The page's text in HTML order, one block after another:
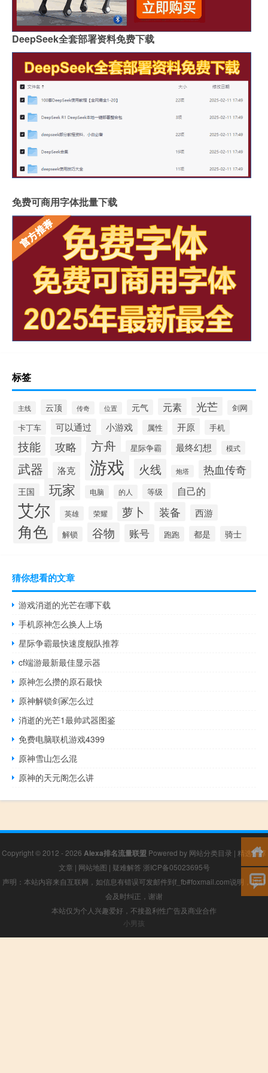
DeepSeek全套部署资料免费下载
免费可商用字体批量下载
标签
主线 云顶 传奇 位置 元气 元素 光芒 剑网
卡丁车 可以通过 小游戏 属性 开原 手机
技能 攻略 方舟 星际争霸 最终幻想 模式
武器 洛克 游戏 火线 炮塔 热血传奇
王国 玩家 电脑 的人 等级 自己的
艾尔 英雄 荣耀 萝卜 装备 西游
角色 解锁 谷物 账号 跑跑 都是 骑士
猜你想看的文章
游戏消逝的光芒在哪下载
手机原神怎么换人上场
星际争霸最快速度舰队推荐
cf端游最新最佳显示器
原神怎么攒的原石最快
原神解锁剑冢怎么过
消逝的光芒1最帅武器图鉴
免费电脑联机游戏4399
原神雪山怎么混
原神的天元阁怎么讲
Copyright © 2012 - 2026 Alexa排名流量联盟 Powered by 网站分类目录 | 精选推荐
文章 | 网站地图 | 疑难解答 浙ICP备05023695号
声明：本站内容来自互联网，如信息有错误可发邮件到f_fb#foxmail.com说明，我们
会及时纠正，谢谢
本站仅为个人兴趣爱好，不接盈利性广告及商业合作
小男孩